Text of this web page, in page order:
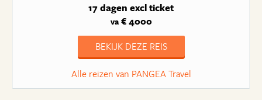
17 dagen excl ticket
va€ 4000
BEKIJK DEZE REIS
Alle reizen van PANGEA Travel